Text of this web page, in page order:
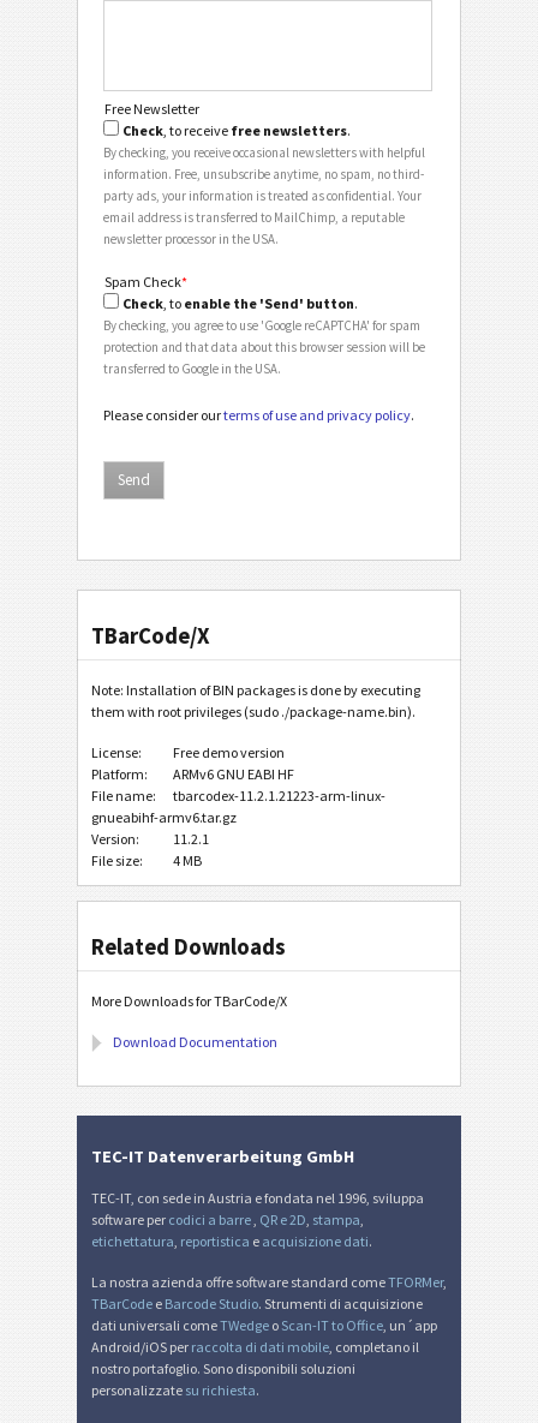
Free Newsletter
Check, to receive free newsletters.
By checking, you receive occasional newsletters with helpful
information. Free, unsubscribe anytime, no spam, no third-
party ads, your information is treated as confidential. Your
email address is transferred to MailChimp, a reputable
newsletter processor in the USA.
Spam Check*
Check , to enable the 'Send' button.
By checking, you agree to use 'Google reCAPTCHA' for spam
protection and that data about this browser session will be
transferred to Google in the USA.
Please consider ourterms of use and privacy policy.
TBarCode/X
Note: Installation of BIN packages is done by executing
them with root privileges (sudo ./package-name.bin).
License:
Free demo version
Platform:
ARMv6 GNU EABI HF
File name:
tbarcodex-11.2.1.21223-arm-linux-
gnueabihf-armv6.tar.gz
Version:
11.2.1
File size:
4 MB
Related Downloads
More Downloads for TBarCode/X
Download Documentation
TEC-IT Datenverarbeitung GmbH
TEC-IT, con sede in Austria e fondata nel 1996, sviluppa
software per codici a barre QR e 2D stampa
etichettatura reportistica e acquisizione dati.
La nostra azienda offre software standard comeTFORMer,
TBarCode e Barcode Studio. Strumenti di acquisizione
dati universali comeTWedge o Scan-IT to Office , un´app
Android/iOS per raccolta di dati mobile , completano il
nostro portafoglio. Sono disponibili soluzioni
personalizzate su richiesta.